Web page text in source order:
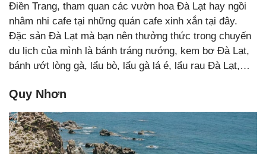
Điền Trang, tham quan các vườn hoa Đà Lạt hay ngồi
nhâm nhi cafe tại những quán cafe xinh xắn tại đây.
Đặc sản Đà Lạt mà bạn nên thưởng thức trong chuyến
du lịch của mình là bánh tráng nướng, kem bơ Đà Lạt,
bánh ướt lòng gà, lẩu bò, lẩu gà lá é, lẩu rau Đà Lạt,…
Quy Nhơn